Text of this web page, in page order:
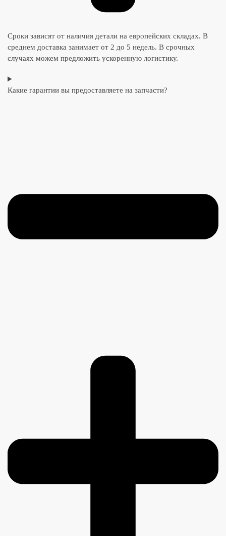
Сроки зависят от наличия детали на европейских складах. В
среднем доставка занимает от 2 до 5 недель. В срочных
случаях можем предложить ускоренную логистику.
Какие гарантии вы предоставляете на запчасти?